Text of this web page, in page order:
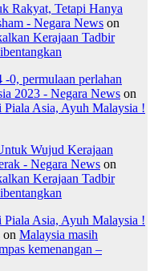
Rakyat, Tetapi Hanya
- Negara News on
Kerajaan Tadbir
0, permulaan perlahan
2023 - Negara News on
Piala Asia, Ayuh Malaysia !
Wujud Kerajaan
- Negara News on
Kerajaan Tadbir
Piala Asia, Ayuh Malaysia !
on Malaysia masih
kemenangan –